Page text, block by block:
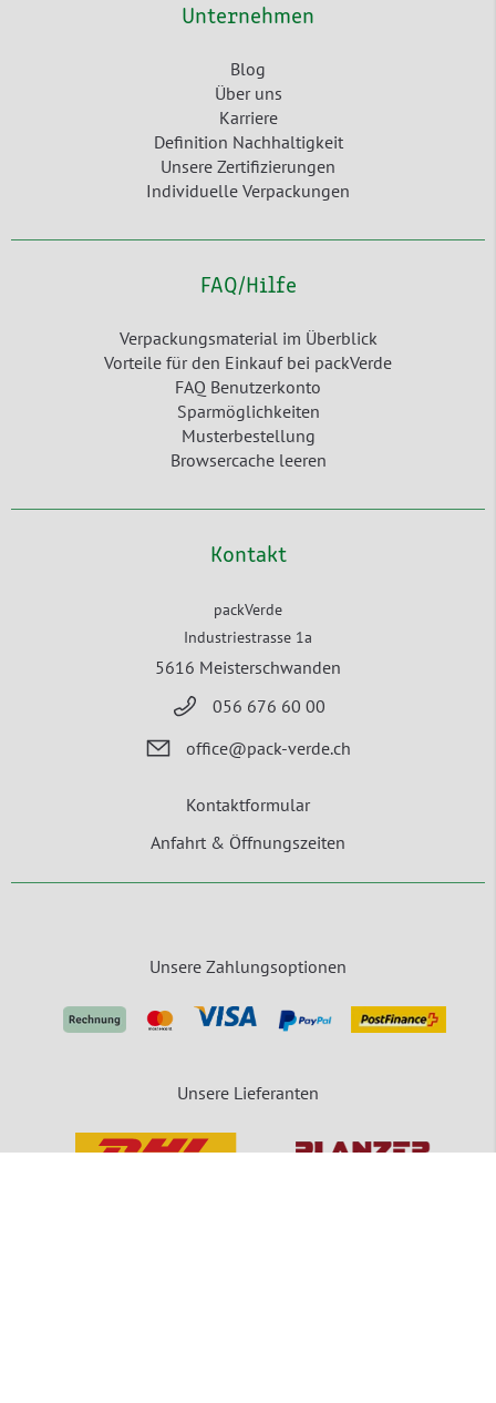
Unternehmen
Blog
Über uns
Karriere
Definition Nachhaltigkeit
Unsere Zertifizierungen
Individuelle Verpackungen
FAQ/Hilfe
Verpackungsmaterial im Überblick
Vorteile für den Einkauf bei packVerde
FAQ Benutzerkonto
Sparmöglichkeiten
Musterbestellung
Browsercache leeren
Kontakt
packVerde
Industriestrasse 1a
5616 Meisterschwanden
056 676 60 00
office@pack-verde.ch
Kontaktformular
Anfahrt & Öffnungszeiten
Unsere Zahlungsoptionen
Unsere Lieferanten